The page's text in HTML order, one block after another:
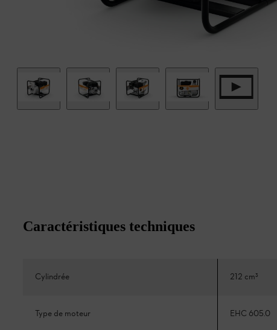
Caractéristiques techniques
Cylindrée 212 cm³
Type de moteur EHC 605.0